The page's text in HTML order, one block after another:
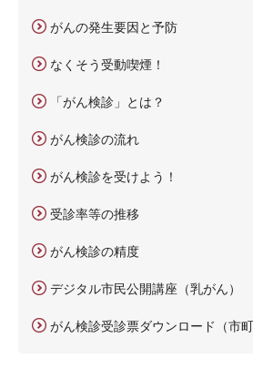
がんの発生要因と予防
なくそう受動喫煙！
「がん検診」とは？
がん検診の流れ
がん検診を受けよう！
受診率等の推移
がん検診の精度
デジタル市民公開講座（乳がん）
がん検診受診票ダウンロード（市町